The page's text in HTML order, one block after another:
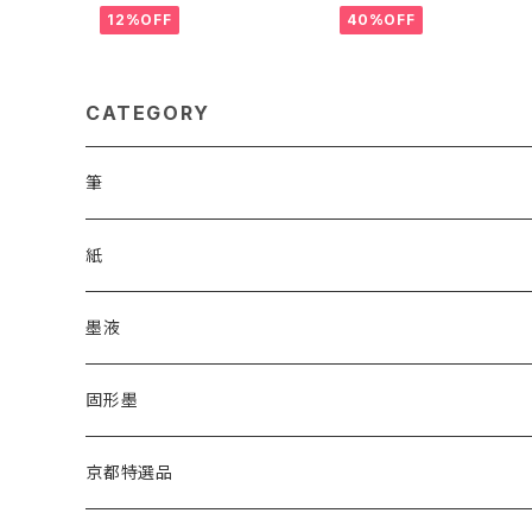
12%OFF 40%OFF
CATEGORY
筆
漢字用
高誠堂
あかしや
かな用
高誠堂
あかしや
紙
漢字用
半紙
半切
かな用
半紙
墨液
漢字用
かな用
固形墨
漢字用
京都特選品